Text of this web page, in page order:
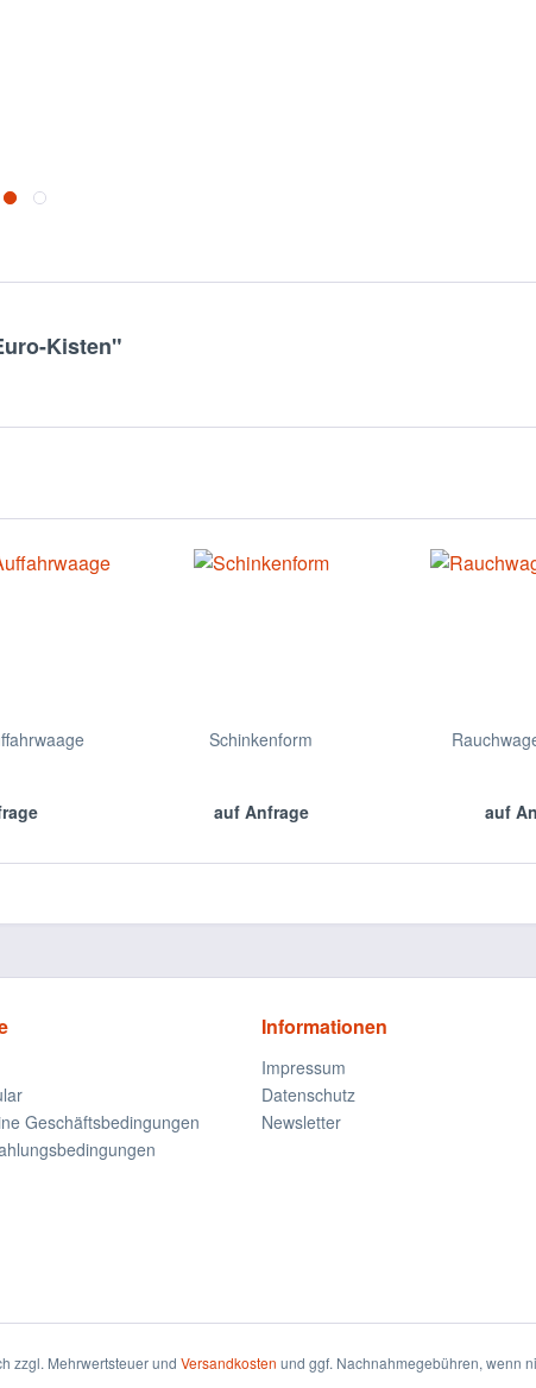
Kisten"
Schinkenform
auf Anfrage auf
Geschäftsbedingungen
Informationen
Impressum
Datenschutz
Newsletter
zzgl. Mehrwertsteuer und Versandkosten und ggf. Nachnahmegebühren, wenn